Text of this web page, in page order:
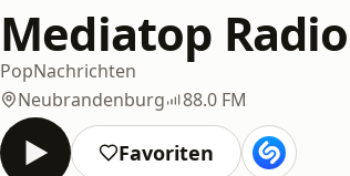
Mediatop Radio
PopNachrichten
Neubrandenburg
88.0 FM
Favoriten